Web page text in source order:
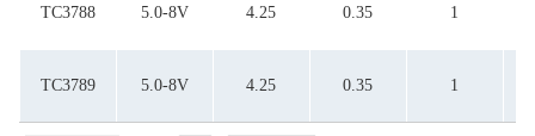
TC3788 5.0-8V 4.25 0.35 1
TC3789 5.0-8V 4.25 0.35 1